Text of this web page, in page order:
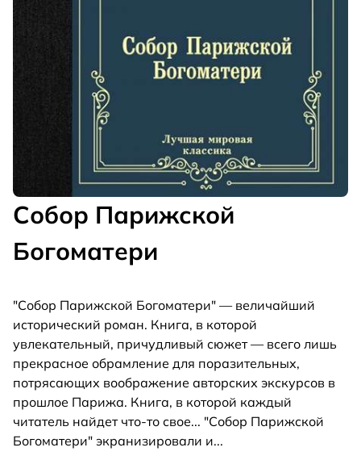
Собор Парижской
Богоматери
"Собор Парижской Богоматери" — величайший
исторический роман. Книга, в которой
увлекательный, причудливый сюжет — всего лишь
прекрасное обрамление для поразительных,
потрясающих воображение авторских экскурсов в
прошлое Парижа. Книга, в которой каждый
читатель найдет что-то свое... "Собор Парижской
Богоматери" экранизировали и...